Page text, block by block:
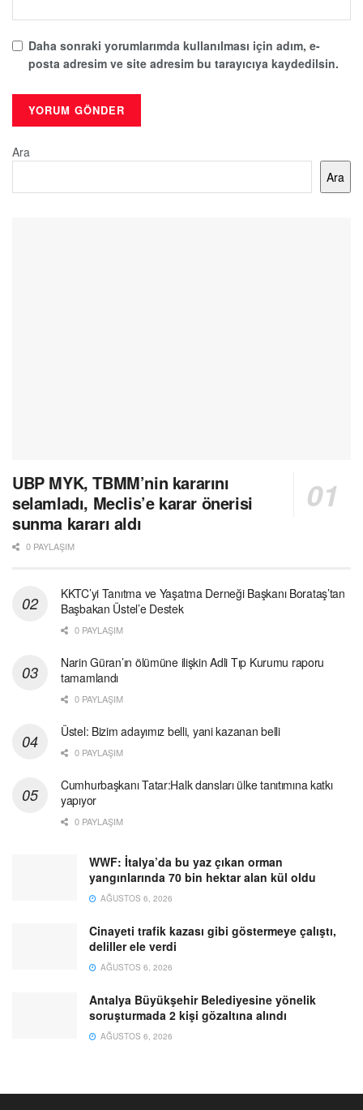
Daha sonraki yorumlarımda kullanılması için adım, e-
posta adresim ve site adresim bu tarayıcıya kaydedilsin.
Ara
Ara
UBP MYK, TBMM’nin kararını
selamladı, Meclis’e karar önerisi
sunma kararı aldı
0 PAYLAŞIM
KKTC’yi Tanıtma ve Yaşatma Derneği Başkanı Borataş’tan
Başbakan Üstel’e Destek
0 PAYLAŞIM
Narin Güran’ın ölümüne ilişkin Adli Tıp Kurumu raporu
tamamlandı
0 PAYLAŞIM
Üstel: Bizim adayımız belli, yani kazanan belli
0 PAYLAŞIM
Cumhurbaşkanı Tatar:Halk dansları ülke tanıtımına katkı
yapıyor
0 PAYLAŞIM
WWF: İtalya’da bu yaz çıkan orman
yangınlarında 70 bin hektar alan kül oldu
AĞUSTOS 6, 2026
Cinayeti trafik kazası gibi göstermeye çalıştı,
deliller ele verdi
AĞUSTOS 6, 2026
Antalya Büyükşehir Belediyesine yönelik
soruşturmada 2 kişi gözaltına alındı
AĞUSTOS 6, 2026